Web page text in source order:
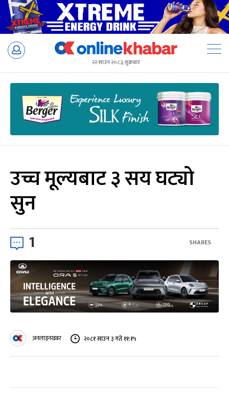
Skip
२२ साउन २०८३, शुक्रबार
उच्च मूल्यबाट ३ सय घट्यो
सुन
1 SHARES
अनलाइनखबर २०८१ साउन ३ गते ११:१५